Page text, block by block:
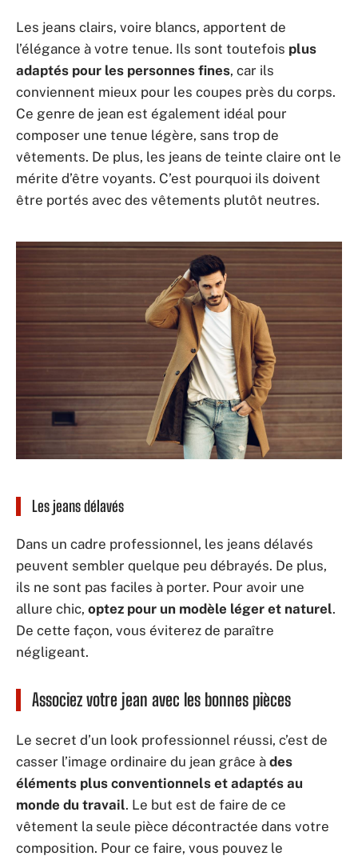
Les jeans clairs, voire blancs, apportent de
l’élégance à votre tenue. Ils sont toutefois plus
adaptés pour les personnes fines, car ils
conviennent mieux pour les coupes près du corps.
Ce genre de jean est également idéal pour
composer une tenue légère, sans trop de
vêtements. De plus, les jeans de teinte claire ont le
mérite d’être voyants. C’est pourquoi ils doivent
être portés avec des vêtements plutôt neutres.
Les jeans délavés
Dans un cadre professionnel, les jeans délavés
peuvent sembler quelque peu débrayés. De plus,
ils ne sont pas faciles à porter. Pour avoir une
allure chic, optez pour un modèle léger et naturel.
De cette façon, vous éviterez de paraître
négligeant.
Associez votre jean avec les bonnes pièces
Le secret d’un look professionnel réussi, c’est de
casser l’image ordinaire du jean grâce à des
éléments plus conventionnels et adaptés au
monde du travail. Le but est de faire de ce
vêtement la seule pièce décontractée dans votre
composition. Pour ce faire, vous pouvez le